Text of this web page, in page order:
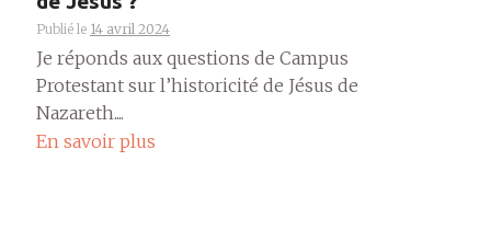
Publié le 14 avril 2024
Je réponds aux questions de Campus
Protestant sur l’historicité de Jésus de
Nazareth....
En savoir plus